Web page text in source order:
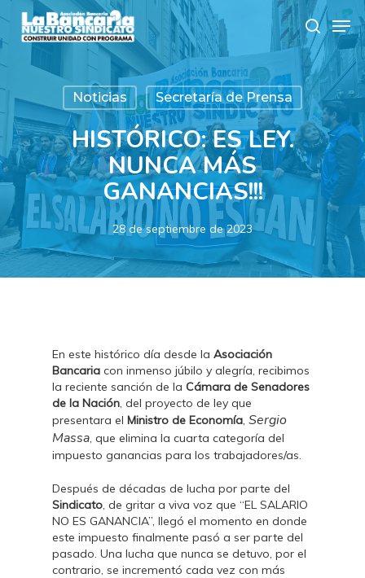
to
main
search
Noticias Secretaría de Prensa
HISTÓRICO: ES LEY.
NUNCA MÁS
GANANCIAS!!!
28 de septiembre de 2023
En este histórico día desde laAsociación
Bancaria con inmenso júbilo y alegría, recibimos
la reciente sanción de laCámara de Senadores
de la Nación, del proyecto de ley que
presentara elMinistro de Economía,Sergio
Massa, que elimina la cuarta categoría del
impuesto ganancias para los trabajadores/as.
Después de décadas de lucha por parte del
Sindicato, de gritar a viva voz que “EL SALARIO
NO ES GANANCIA”, llegó el momento en donde
este impuesto finalmente pasó a ser parte del
pasado. Una lucha que nunca se detuvo, por el
contrario, se incrementó cada vez con más